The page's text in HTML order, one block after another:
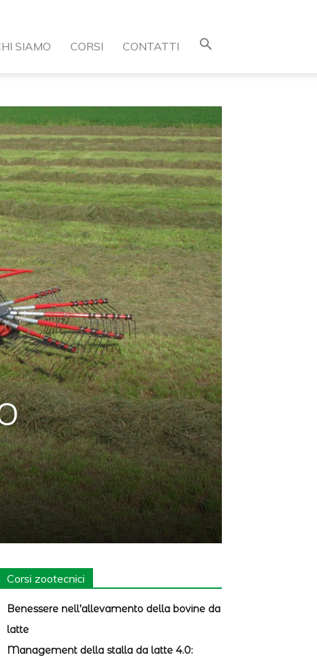
SIAMO CORSI CONTATTI
Corsi zootecnici
Benessere nell’allevamento della bovine da
latte
Management della stalla da latte 4.0: